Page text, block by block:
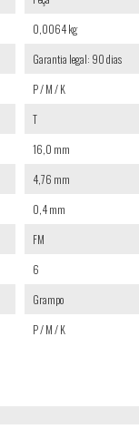
0,0064 kg
Garantia legal: 90 dias
P / M / K
T
16,0 mm
4,76 mm
0,4 mm
FM
6
Grampo
P / M / K